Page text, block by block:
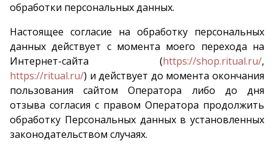
обработки персональных данных.
Настоящее согласие на обработку персональных
данных действует с момента моего перехода на
Интернет-сайта (https://shop.ritual.ru/,
https://ritual.ru/) и действует до момента окончания
пользования сайтом Оператора либо до дня
отзыва согласия с правом Оператора продолжить
обработку Персональных данных в установленных
законодательством случаях.